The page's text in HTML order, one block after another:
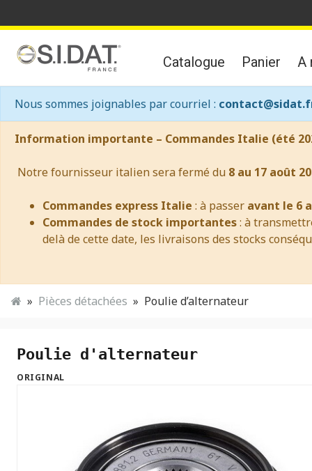
Catalogue Panier A
Nous sommes joignables par courriel :
Information importante – Commandes Italie (été
Notre fournisseur italien sera fermé du 8 au 17 août
Commandes express Italie : à passer avant le 6
Commandes de stock importantes: à
delà de cette date, les livraisons des stocks
Pièces détachées Poulie d’alternateur
Poulie d'alternateur
ORIGINAL